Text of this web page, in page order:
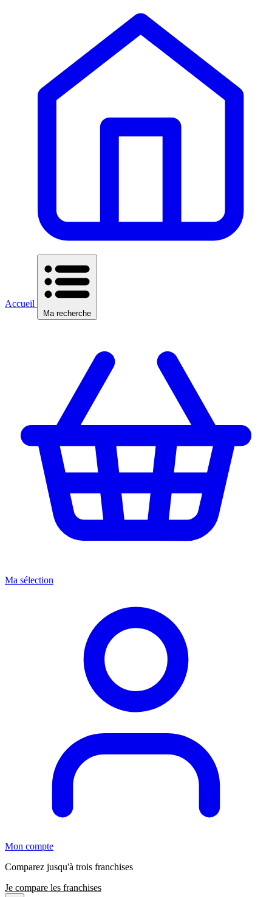
Accueil
Ma recherche
Ma sélection
Mon compte
Comparez jusqu'à trois franchises
Je compare les franchises